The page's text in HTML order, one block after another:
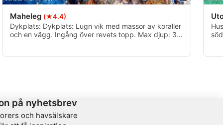
Maheleg (★4.4)
Dykplats: Dykplats: Lugn vik med massor av koraller
och en vägg. Ingång över revets topp. Max djup: 30
på nyhetsbrev
och havsälskare